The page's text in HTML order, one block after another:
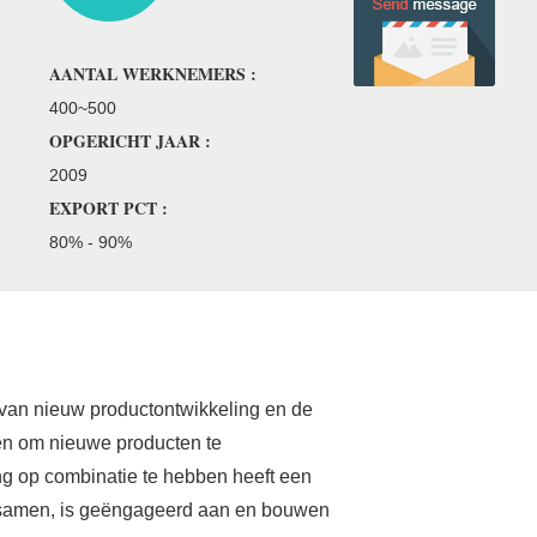
AANTAL WERKNEMERS :
400~500
OPGERICHT JAAR :
2009
EXPORT PCT :
80% - 90%
nieuw productontwikkeling en de
om nieuwe producten te
op combinatie te hebben heeft een
is geëngageerd aan en bouwen